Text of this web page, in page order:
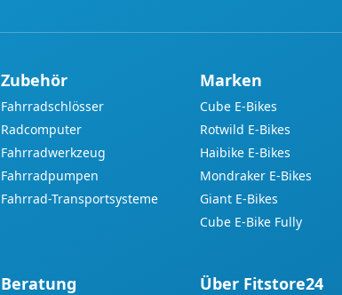
Zubehör
Fahrradschlösser
Radcomputer
Fahrradwerkzeug
Fahrradpumpen
Fahrrad-Transportsysteme
Marken
Cube E-Bikes
Rotwild E-Bikes
Haibike E-Bikes
Mondraker E-Bikes
Giant E-Bikes
Cube E-Bike Fully
Beratung Über Fitstore24